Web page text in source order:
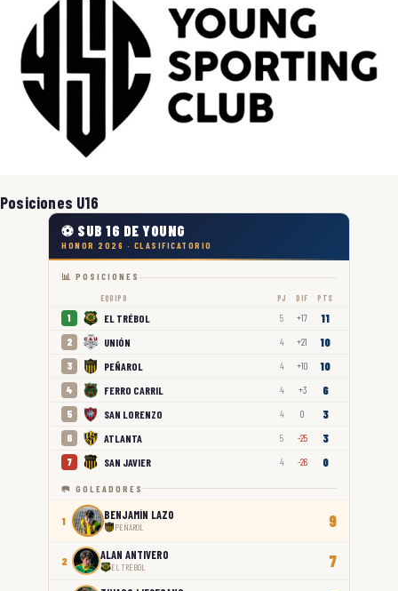
Posiciones U16
⚽ SUB 16 DE YOUNG
HONOR 2026 · CLASIFICATORIO
📊 POSICIONES
EQUIPO PJ DIF PTS
1 EL TRÉBOL 5 +17 11
2 UNIÓN 4 +21 10
3 PEÑAROL 4 +10 10
4 FERRO CARRIL 4 +3 6
5 SAN LORENZO 4 0 3
6 ATLANTA 5 -25 3
7 SAN JAVIER 4 -26 0
🥅 GOLEADORES
1 BENJAMÍN LAZO
PEÑAROL 9
2 ALAN ANTIVERO
EL TRÉBOL 7